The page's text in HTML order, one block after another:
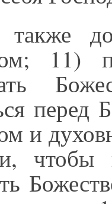
также
11)
перед
и
чтобы